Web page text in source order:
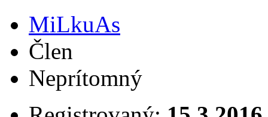
MiLkuAs
Člen
Neprítomný